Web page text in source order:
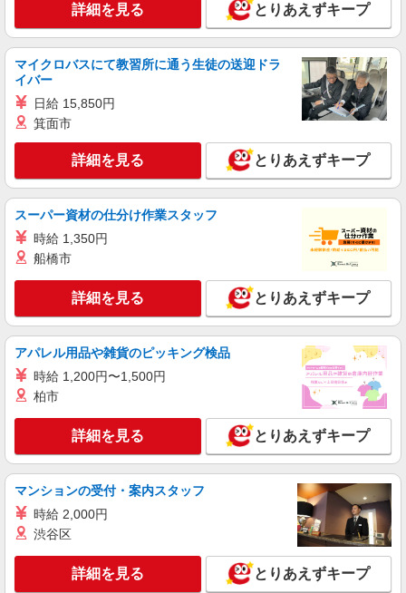
詳細を見る とりあえずキープ
マイクロバスにて教習所に通う生徒の送迎ドラ
イバー
日給 15,850円
箕面市
詳細を見る とりあえずキープ
スーパー資材の仕分け作業スタッフ
時給 1,350円
船橋市
詳細を見る とりあえずキープ
アパレル用品や雑貨のピッキング検品
時給 1,200円〜1,500円
柏市
詳細を見る とりあえずキープ
マンションの受付・案内スタッフ
時給 2,000円
渋谷区
詳細を見る とりあえずキープ